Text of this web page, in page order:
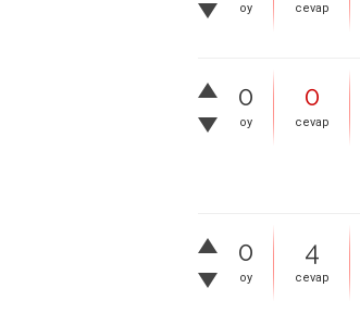
oy cevap
0
oy
0
cevap
0
oy
4
cevap